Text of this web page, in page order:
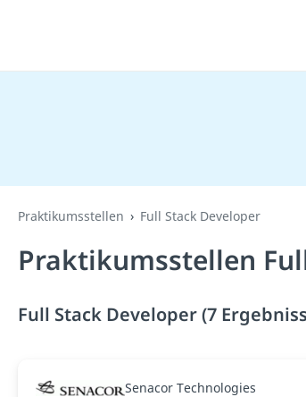
Praktikumsstellen Full Stack Developer
Praktikumsstellen
Full Stack Developer (7
Senacor Technologies